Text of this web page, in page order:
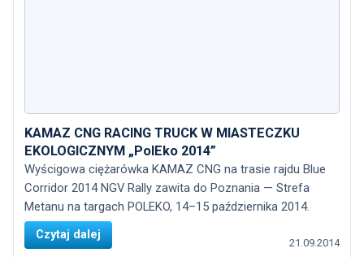
KAMAZ CNG RACING TRUCK W MIASTECZKU
EKOLOGICZNYM „PolEko 2014”
Wyścigowa ciężarówka KAMAZ CNG na trasie rajdu Blue
Corridor 2014 NGV Rally zawita do Poznania — Strefa
Metanu na targach POLEKO, 14–15 października 2014.
Czytaj dalej
21.09.2014